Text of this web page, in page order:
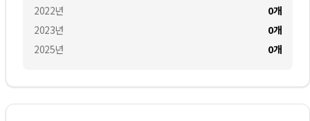
2022년
2023년
2025년
0개
0개
0개